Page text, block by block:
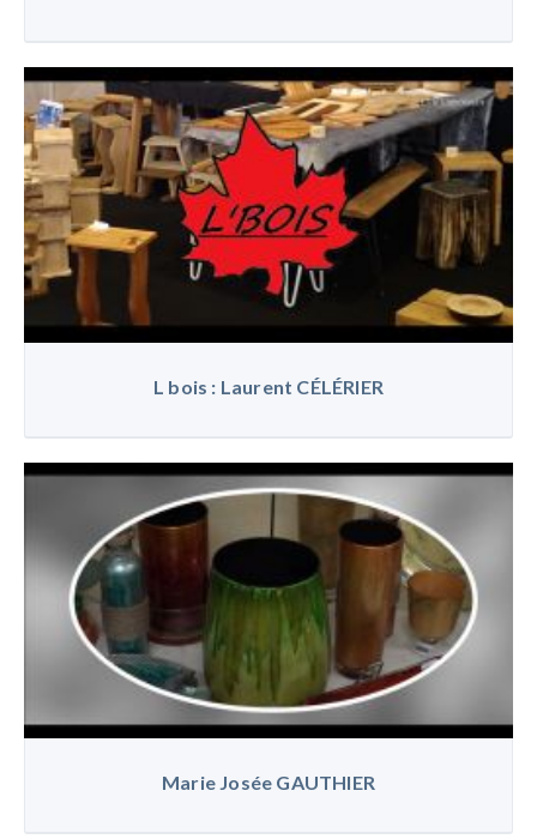
L bois : Laurent CÉLÉRIER
Marie Josée GAUTHIER